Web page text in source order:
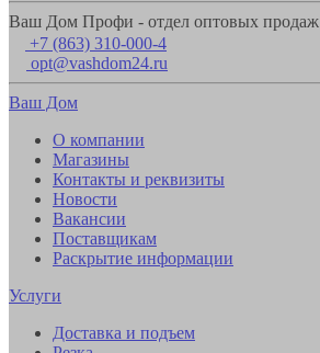
Ваш Дом Профи - отдел оптовых продаж
+7 (863) 310-000-4
opt@vashdom24.ru
Ваш Дом
О компании
Магазины
Контакты и реквизиты
Новости
Вакансии
Поставщикам
Раскрытие информации
Услуги
Доставка и подъем